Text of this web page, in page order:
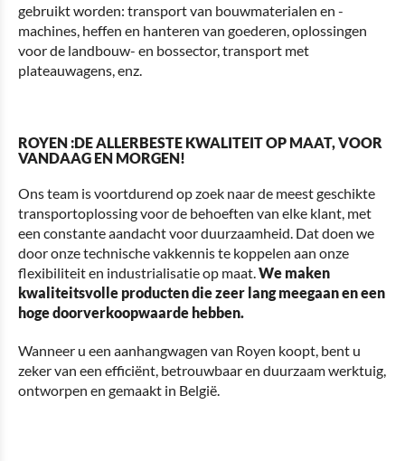
gebruikt worden: transport van bouwmaterialen en -
machines, heffen en hanteren van goederen, oplossingen
voor de landbouw- en bossector, transport met
plateauwagens, enz.
ROYEN :DE ALLERBESTE KWALITEIT OP MAAT, VOOR
VANDAAG EN MORGEN!
Ons team is voortdurend op zoek naar de meest geschikte
transportoplossing voor de behoeften van elke klant, met
een constante aandacht voor duurzaamheid. Dat doen we
door onze technische vakkennis te koppelen aan onze
flexibiliteit en industrialisatie op maat. We maken
kwaliteitsvolle producten die zeer lang meegaan en een
hoge doorverkoopwaarde hebben.
Wanneer u een aanhangwagen van Royen koopt, bent u
zeker van een efficiënt, betrouwbaar en duurzaam werktuig,
ontworpen en gemaakt in België.